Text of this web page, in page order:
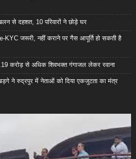
से दहशत, 10 परिवारों ने छोड़े घर
जरूरी, नहीं कराने पर गैस आपूर्ति हो सकती है
करोड़ से अधिक शिवभक्त गंगाजल लेकर रवाना
ने रुद्रपुर में नेताओं को दिया एकजुटता का मंत्र